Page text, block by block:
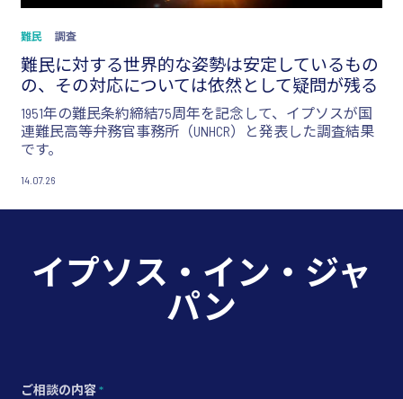
難民 調査
難民に対する世界的な姿勢は安定しているもの
の、その対応については依然として疑問が残る
1951年の難民条約締結75周年を記念して、イプソスが国
連難民高等弁務官事務所（UNHCR）と発表した調査結果
です。
14.07.26
イプソス・イン・ジャ
パン
ご相談の内容*